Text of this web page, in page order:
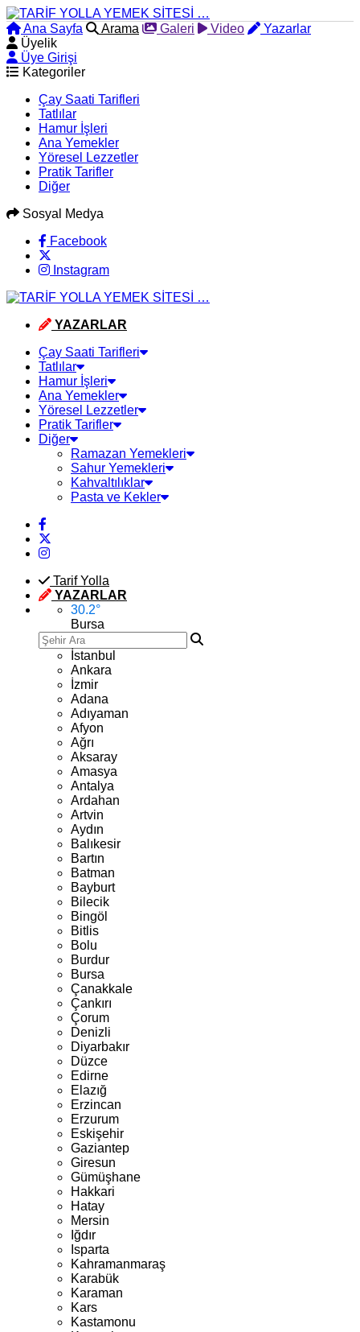
Ana Sayfa Arama Galeri Video
Yazarlar
Üyelik
Üye Girişi
Kategoriler
Çay Saati Tarifleri
Tatlılar
Hamur İşleri
Ana Yemekler
Yöresel Lezzetler
Pratik Tarifler
Diğer
Sosyal Medya
Facebook
Instagram
YAZARLAR
Çay Saati Tarifleri
Tatlılar
Hamur İşleri
Ana Yemekler
Yöresel Lezzetler
Pratik Tarifler
Diğer
Ramazan Yemekleri
Sahur Yemekleri
Kahvaltılıklar
Pasta ve Kekler
Tarif Yolla
YAZARLAR
30.2°
Bursa
İstanbul
Ankara
İzmir
Adana
Adıyaman
Afyon
Ağrı
Aksaray
Amasya
Antalya
Ardahan
Artvin
Aydın
Balıkesir
Bartın
Batman
Bayburt
Bilecik
Bingöl
Bitlis
Bolu
Burdur
Bursa
Çanakkale
Çankırı
Çorum
Denizli
Diyarbakır
Düzce
Edirne
Elazığ
Erzincan
Erzurum
Eskişehir
Gaziantep
Giresun
Gümüşhane
Hakkari
Hatay
Mersin
Iğdır
Isparta
Kahramanmaraş
Karabük
Karaman
Kars
Kastamonu